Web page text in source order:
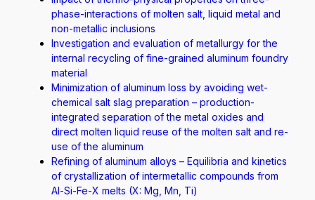
phase-interactions of molten salt, liquid metal and
non-metallic inclusions
Investigation and evaluation of metallurgy for the
internal recycling of fine-grained aluminum foundry
material
Minimization of aluminum loss by avoiding wet-
chemical salt slag preparation – production-
integrated separation of the metal oxides and
direct molten liquid reuse of the molten salt and re-
use of the aluminum
Refining of aluminum alloys – Equilibria and kinetics
of crystallization of intermetallic compounds from
Al-Si-Fe-X melts (X: Mg, Mn, Ti)